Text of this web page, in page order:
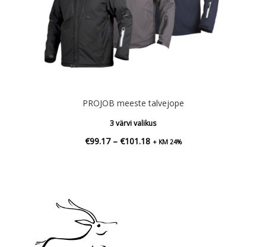
PROJOB meeste talvejope
3 värvi valikus
€99.17 – €101.18Hinnavahemik:
+ KM 24%